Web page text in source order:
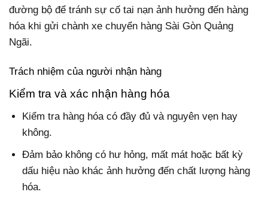
đường bộ để tránh sự cố tai nạn ảnh hưởng đến hàng
hóa khi gửi chành xe chuyển hàng Sài Gòn Quảng
Ngãi.
Trách nhiệm của người nhận hàng
Kiểm tra và xác nhận hàng hóa
Kiểm tra hàng hóa có đầy đủ và nguyên vẹn hay
không.
Đảm bảo không có hư hỏng, mất mát hoặc bất kỳ
dấu hiệu nào khác ảnh hưởng đến chất lượng hàng
hóa.